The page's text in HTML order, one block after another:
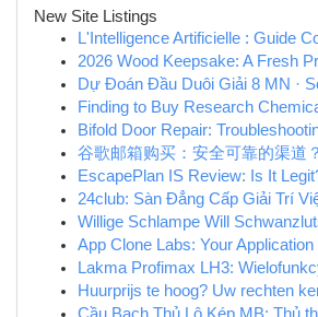
New Site Listings
L'Intelligence Artificielle : Guide
2026 Wood Keepsake: A Fresh
Dự Đoán Đầu Duôi Giải 8 MN ·
Finding to Buy Research
Bifold Door Repair:
谷歌邮箱购买：安全可靠的渠道？
EscapePlan IS Review: Is It
24club: Sàn Đẳng Cấp Giải Trí
Willige Schlampe Will
App Clone Labs: Your
Lakma Profimax LH3:
Huurprijs te hoog? Uw rechten